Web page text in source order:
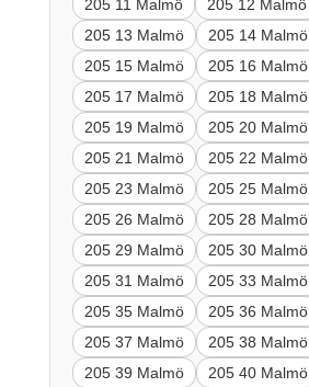
205 11 Malmö
205 12 Malmö
205 13 Malmö
205 14 Malmö
205 15 Malmö
205 16 Malmö
205 17 Malmö
205 18 Malmö
205 19 Malmö
205 20 Malmö
205 21 Malmö
205 22 Malmö
205 23 Malmö
205 25 Malmö
205 26 Malmö
205 28 Malmö
205 29 Malmö
205 30 Malmö
205 31 Malmö
205 33 Malmö
205 35 Malmö
205 36 Malmö
205 37 Malmö
205 38 Malmö
205 39 Malmö
205 40 Malmö